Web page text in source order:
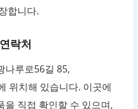
합니다.
락처
나루로56길 85,
위치해 있습니다. 이곳에
을 직접 확인할 수 있으며,